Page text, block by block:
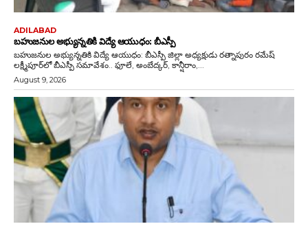
ADILABAD
బహుజనుల అభ్యున్నతికి విద్యే ఆయుధం: బీఎస్పీ
బహుజనుల అభ్యున్నతికి విద్యే ఆయుధం: బీఎస్పీ జిల్లా అధ్యక్షుడు రత్నాపురం రమేష్
లక్ష్మీపూర్‌లో బీఎస్పీ సమావేశం.. ఫూలే, అంబేద్కర్, కాన్షీరాం,...
August 9, 2026